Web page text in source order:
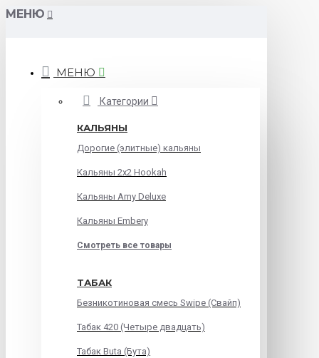
МЕНЮ
МЕНЮ
Категории
КАЛЬЯНЫ
Дорогие (элитные) кальяны
Кальяны 2х2 Hookah
Кальяны Amy Deluxe
Кальяны Embery
Смотреть все товары
ТАБАК
Безникотиновая смесь Swipe (Свайп)
Табак 420 (Четыре двадцать)
Табак Buta (Бута)